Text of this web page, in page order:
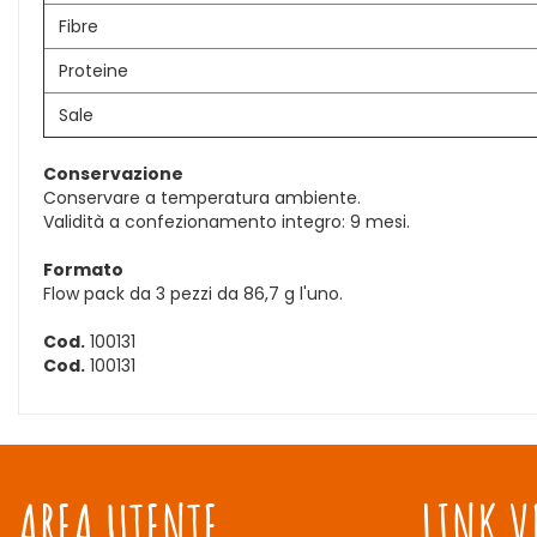
Fibre
Proteine
Sale
Conservazione
Conservare a temperatura ambiente.
Validità a confezionamento integro: 9 mesi.
Formato
Flow pack da 3 pezzi da 86,7 g l'uno.
Cod. 100131
Cod. 100131